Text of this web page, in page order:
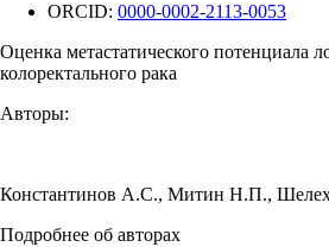
ORCID: 0000-0002-2113-0053
Оценка метастатического потенциала
колоректального рака
Авторы:
Константинов А.С., Митин Н.П.,
Подробнее об авторах